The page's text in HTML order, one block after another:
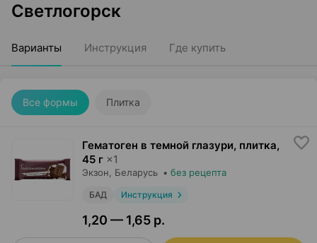
Светлогорск
Варианты Инструкция Где купить
Все формы Плитка
Гематоген в темной глазури, плитка,
45 г ×1
Экзон , Беларусь • без рецепта
БАД Инструкция
1,20 — 1,65 р.